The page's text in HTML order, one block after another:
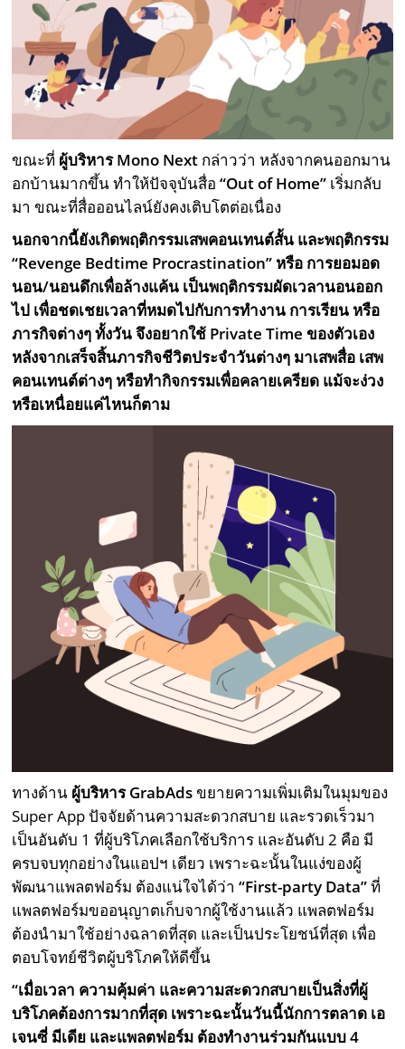
ขณะที่ ผู้บริหารMono Next กล่าวว่า หลังจากคนออกมาน
อกบ้านมากขึ้น ทำให้ปัจจุบันสื่อ“Out of Home” เริ่มกลับ
มา ขณะที่สื่อออนไลน์ยังคงเติบโตต่อเนื่อง
นอกจากนี้ยังเกิดพฤติกรรมเสพคอนเทนต์สั้น และพฤติกรรม
“Revenge Bedtime Procrastination”หรือ การยอมอด
นอน/นอนดึกเพื่อล้างแค้น เป็นพฤติกรรมผัดเวลานอนออก
ไป เพื่อชดเชยเวลาที่หมดไปกับการทำงาน การเรียน หรือ
ภารกิจต่างๆ ทั้งวัน จึงอยากใช้ Private Time ของตัวเอง
หลังจากเสร็จสิ้นภารกิจชีวิตประจำวันต่างๆ มาเสพสื่อ เสพ
คอนเทนต์ต่างๆ หรือทำกิจกรรมเพื่อคลายเครียด แม้จะง่วง
หรือเหนื่อยแค่ไหนก็ตาม
ทางด้าน ผู้บริหารGrabAdsขยายความเพิ่มเติมในมุมของ
Super App ปัจจัยด้านความสะดวกสบาย และรวดเร็วมา
เป็นอันดับ 1 ที่ผู้บริโภคเลือกใช้บริการ และอันดับ 2 คือ มี
ครบจบทุกอย่างในแอปฯ เดียว เพราะฉะนั้นในแง่ของผู้
พัฒนาแพลตฟอร์ม ต้องแน่ใจได้ว่า“First-party Data”ที่
แพลตฟอร์มขออนุญาตเก็บจากผู้ใช้งานแล้ว แพลตฟอร์ม
ต้องนำมาใช้อย่างฉลาดที่สุด และเป็นประโยชน์ที่สุด เพื่อ
ตอบโจทย์ชีวิตผู้บริโภคให้ดีขึ้น
“เมื่อเวลา ความคุ้มค่า และความสะดวกสบายเป็นสิ่งที่ผู้
บริโภคต้องการมากที่สุด เพราะฉะนั้นวันนี้นักการตลาด เอ
เจนซี่ มีเดีย และแพลตฟอร์ม ต้องทำงานร่วมกันแบบ4